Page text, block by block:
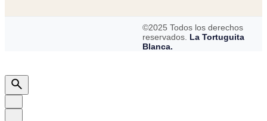
©2025 Todos los derechos
reservados. La Tortuguita
Blanca.